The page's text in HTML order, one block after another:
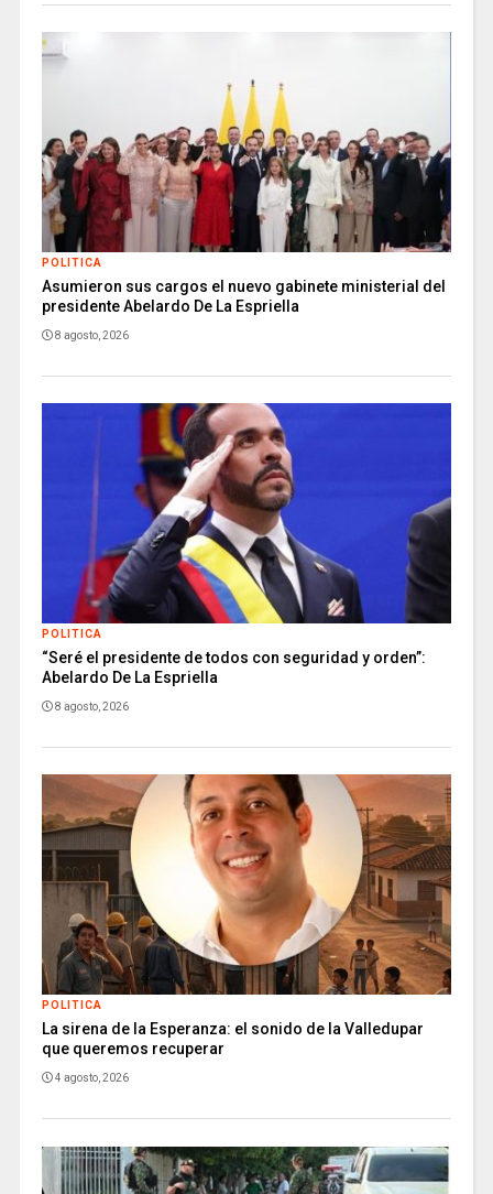
POLITICA
Asumieron sus cargos el nuevo gabinete ministerial del
presidente Abelardo De La Espriella
8 agosto, 2026
POLITICA
“Seré el presidente de todos con seguridad y orden”:
Abelardo De La Espriella
8 agosto, 2026
POLITICA
La sirena de la Esperanza: el sonido de la Valledupar
que queremos recuperar
4 agosto, 2026